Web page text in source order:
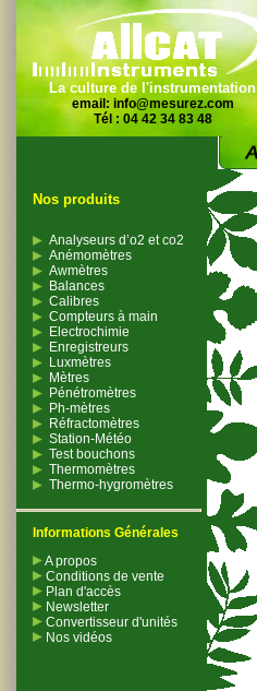
La culture de l'instrumentation
email: info@mesurez.com
Tél : 04 42 34 83 48
Nos produits
Analyseurs d’o2 et co2
Anémomètres
Awmètres
Balances
Calibres
Compteurs à main
Electrochimie
Enregistreurs
Luxmètres
Mètres
Pénétromètres
Ph-mètres
Réfractomètres
Station-Météo
Test bouchons
Thermomètres
Thermo-hygromètres
Informations Générales
A propos
Conditions de vente
Plan d'accès
Newsletter
Convertisseur d'unités
Nos vidéos